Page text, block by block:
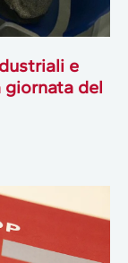
e
giornata del